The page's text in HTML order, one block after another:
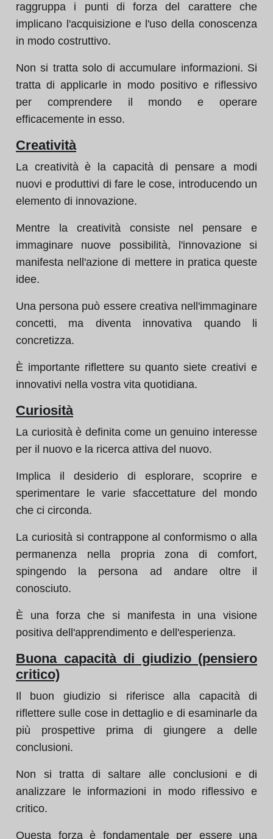
raggruppa i punti di forza del carattere che
implicano l'acquisizione e l'uso della conoscenza
in modo costruttivo.
Non si tratta solo di accumulare informazioni. Si
tratta di applicarle in modo positivo e riflessivo
per comprendere il mondo e operare
efficacemente in esso.
Creatività
La creatività è la capacità di pensare a modi
nuovi e produttivi di fare le cose, introducendo un
elemento di innovazione.
Mentre la creatività consiste nel pensare e
immaginare nuove possibilità, l'innovazione si
manifesta nell'azione di mettere in pratica queste
idee.
Una persona può essere creativa nell'immaginare
concetti, ma diventa innovativa quando li
concretizza.
È importante riflettere su quanto siete creativi e
innovativi nella vostra vita quotidiana.
Curiosità
La curiosità è definita come un genuino interesse
per il nuovo e la ricerca attiva del nuovo.
Implica il desiderio di esplorare, scoprire e
sperimentare le varie sfaccettature del mondo
che ci circonda.
La curiosità si contrappone al conformismo o alla
permanenza nella propria zona di comfort,
spingendo la persona ad andare oltre il
conosciuto.
È una forza che si manifesta in una visione
positiva dell'apprendimento e dell'esperienza.
Buona capacità di giudizio (pensiero
critico)
Il buon giudizio si riferisce alla capacità di
riflettere sulle cose in dettaglio e di esaminarle da
più prospettive prima di giungere a delle
conclusioni.
Non si tratta di saltare alle conclusioni e di
analizzare le informazioni in modo riflessivo e
critico.
Questa forza è fondamentale per essere una